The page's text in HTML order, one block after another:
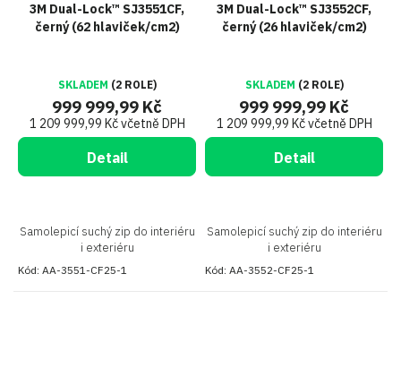
3M Dual-Lock™ SJ3551CF,
černý (62 hlaviček/cm2)
SKLADEM (2 ROLE)
1 209 999,99 Kč včetně DPH
999 999,99 Kč
Detail
Samolepicí suchý zip do interiéru
i exteriéru
Kód: AA-3551-CF25-1
3M Dual-Lock™ SJ3552CF,
černý (26 hlaviček/cm2)
SKLADEM (2 ROLE)
1 209 999,99 Kč včetně DPH
999 999,99 Kč
Detail
Samolepicí suchý zip do interiéru
i exteriéru
Kód: AA-3552-CF25-1